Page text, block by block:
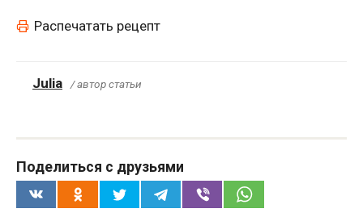
Распечатать рецепт
Julia / автор статьи
Поделиться с друзьями